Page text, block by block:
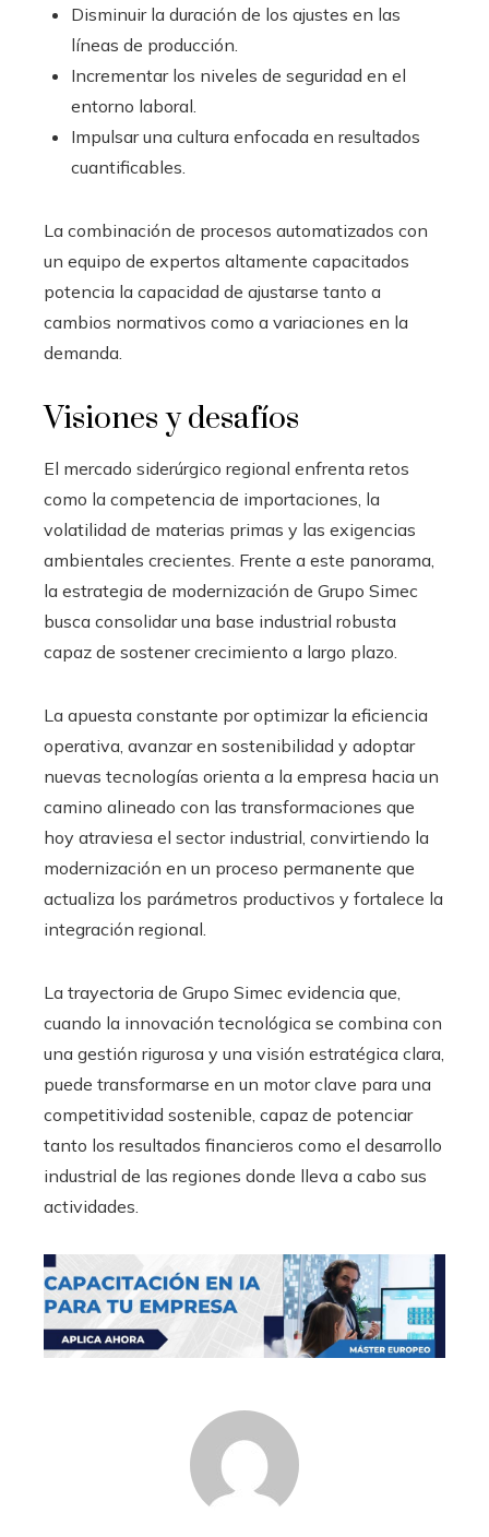
Disminuir la duración de los ajustes en las
líneas de producción.
Incrementar los niveles de seguridad en el
entorno laboral.
Impulsar una cultura enfocada en resultados
cuantificables.
La combinación de procesos automatizados con
un equipo de expertos altamente capacitados
potencia la capacidad de ajustarse tanto a
cambios normativos como a variaciones en la
demanda.
Visiones y desafíos
El mercado siderúrgico regional enfrenta retos
como la competencia de importaciones, la
volatilidad de materias primas y las exigencias
ambientales crecientes. Frente a este panorama,
la estrategia de modernización de Grupo Simec
busca consolidar una base industrial robusta
capaz de sostener crecimiento a largo plazo.
La apuesta constante por optimizar la eficiencia
operativa, avanzar en sostenibilidad y adoptar
nuevas tecnologías orienta a la empresa hacia un
camino alineado con las transformaciones que
hoy atraviesa el sector industrial, convirtiendo la
modernización en un proceso permanente que
actualiza los parámetros productivos y fortalece la
integración regional.
La trayectoria de Grupo Simec evidencia que,
cuando la innovación tecnológica se combina con
una gestión rigurosa y una visión estratégica clara,
puede transformarse en un motor clave para una
competitividad sostenible, capaz de potenciar
tanto los resultados financieros como el desarrollo
industrial de las regiones donde lleva a cabo sus
actividades.